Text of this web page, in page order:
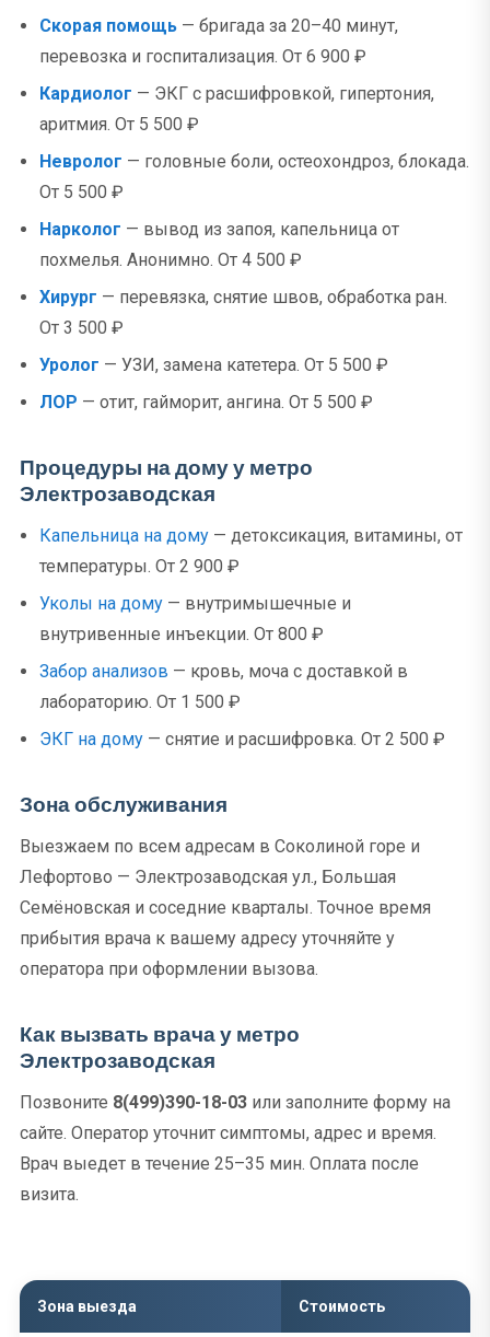
Скорая помощь — бригада за 20–40 минут,
перевозка и госпитализация. От 6 900 ₽
Кардиолог — ЭКГ с расшифровкой, гипертония,
аритмия. От 5 500 ₽
Невролог — головные боли, остеохондроз, блокада.
От 5 500 ₽
Нарколог — вывод из запоя, капельница от
похмелья. Анонимно. От 4 500 ₽
Хирург — перевязка, снятие швов, обработка ран.
От 3 500 ₽
Уролог — УЗИ, замена катетера. От 5 500 ₽
ЛОР — отит, гайморит, ангина. От 5 500 ₽
Процедуры на дому у метро
Электрозаводская
Капельница на дому — детоксикация, витамины, от
температуры. От 2 900 ₽
Уколы на дому — внутримышечные и
внутривенные инъекции. От 800 ₽
Забор анализов — кровь, моча с доставкой в
лабораторию. От 1 500 ₽
ЭКГ на дому — снятие и расшифровка. От 2 500 ₽
Зона обслуживания
Выезжаем по всем адресам в Соколиной горе и
Лефортово — Электрозаводская ул., Большая
Семёновская и соседние кварталы. Точное время
прибытия врача к вашему адресу уточняйте у
оператора при оформлении вызова.
Как вызвать врача у метро
Электрозаводская
Позвоните 8(499)390-18-03 или заполните форму на
сайте. Оператор уточнит симптомы, адрес и время.
Врач выедет в течение 25–35 мин. Оплата после
визита.
Зона выезда Стоимость